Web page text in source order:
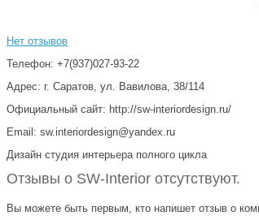
Нет отзывов
Телефон: +7(937)027-93-22
Адрес: г. Саратов, ул. Вавилова, 38/114
Официальный сайт: http://sw-interiordesign.ru/
Email: sw.interiordesign@yandex.ru
Дизайн студия интерьера полного цикла
Отзывы о SW-Interior отсутствуют.
Вы можете быть первым, кто напишет отзыв о